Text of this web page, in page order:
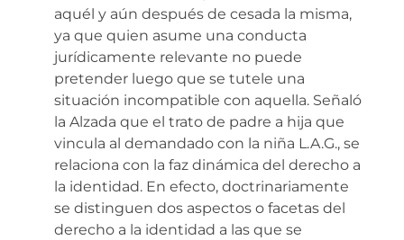
aquél y aún después de cesada la misma,
ya que quien asume una conducta
jurídicamente relevante no puede
pretender luego que se tutele una
situación incompatible con aquella. Señaló
la Alzada que el trato de padre a hija que
vincula al demandado con la niña L.A.G., se
relaciona con la faz dinámica del derecho a
la identidad. En efecto, doctrinariamente
se distinguen dos aspectos o facetas del
derecho a la identidad a las que se